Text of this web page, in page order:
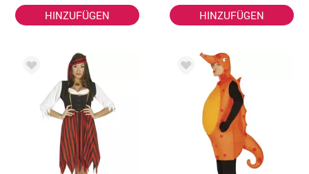
HINZUFÜGEN HINZUFÜGEN